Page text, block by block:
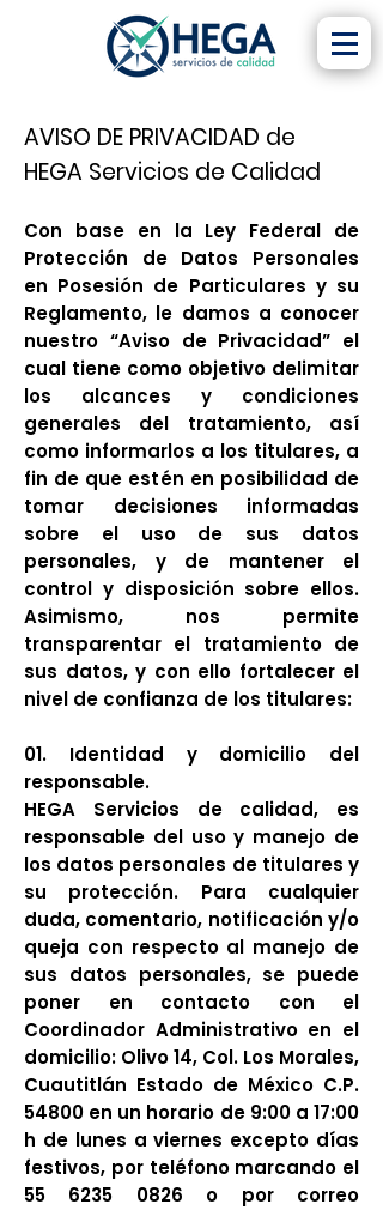
AVISO DE PRIVACIDAD de
HEGA Servicios de Calidad
Con base en la Ley Federal de
Protección de Datos Personales
en Posesión de Particulares y su
Reglamento, le damos a conocer
nuestro “Aviso de Privacidad” el
cual tiene como objetivo delimitar
los alcances y condiciones
generales del tratamiento, así
como informarlos a los titulares, a
fin de que estén en posibilidad de
tomar decisiones informadas
sobre el uso de sus datos
personales, y de mantener el
control y disposición sobre ellos.
Asimismo, nos permite
transparentar el tratamiento de
sus datos, y con ello fortalecer el
nivel de confianza de los titulares:
01. Identidad y domicilio del
responsable.
HEGA Servicios de calidad, es
responsable del uso y manejo de
los datos personales de titulares y
su protección. Para cualquier
duda, comentario, notificación y/o
queja con respecto al manejo de
sus datos personales, se puede
poner en contacto con el
Coordinador Administrativo en el
domicilio: Olivo 14, Col. Los Morales,
Cuautitlán Estado de México C.P.
54800 en un horario de 9:00 a 17:00
h de lunes a viernes excepto días
festivos, por teléfono marcando el
55 6235 0826 o por correo